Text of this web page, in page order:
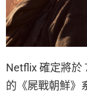
Netflix 確定將於
的《屍戰朝鮮》